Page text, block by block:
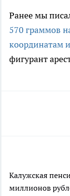
Ранее мы
570 граммов
координатам
фигурант
Калужская
миллионов